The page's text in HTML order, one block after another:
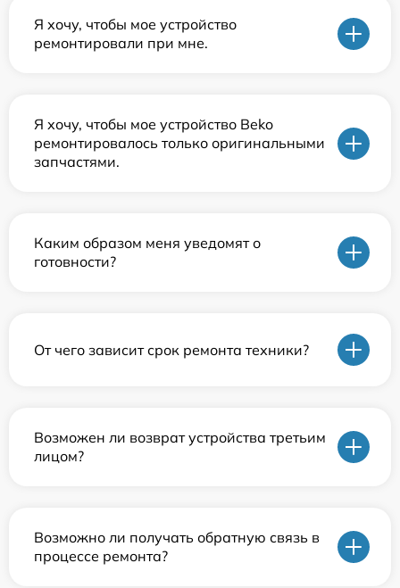
Я хочу, чтобы мое устройство
ремонтировали при мне.
Я хочу, чтобы мое устройство Beko
ремонтировалось только оригинальными
запчастями.
Каким образом меня уведомят о
готовности?
От чего зависит срок ремонта техники?
Возможен ли возврат устройства третьим
лицом?
Возможно ли получать обратную связь в
процессе ремонта?